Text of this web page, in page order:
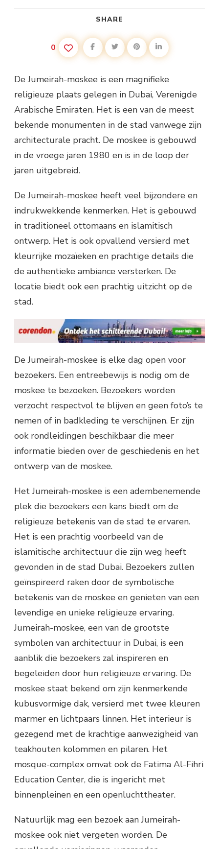
SHARE
0
De Jumeirah-moskee is een magnifieke
religieuze plaats gelegen in Dubai, Verenigde
Arabische Emiraten. Het is een van de meest
bekende monumenten in de stad vanwege zijn
architecturale pracht. De moskee is gebouwd
in de vroege jaren 1980 en is in de loop der
jaren uitgebreid.
De Jumeirah-moskee heeft veel bijzondere en
indrukwekkende kenmerken. Het is gebouwd
in traditioneel ottomaans en islamitisch
ontwerp. Het is ook opvallend versierd met
kleurrijke mozaïeken en prachtige details die
de authentieke ambiance versterken. De
locatie biedt ook een prachtig uitzicht op de
stad.
De Jumeirah-moskee is elke dag open voor
bezoekers. Een entreebewijs is nodig om de
moskee te bezoeken. Bezoekers worden
verzocht respectvol te blijven en geen foto’s te
nemen of in badkleding te verschijnen. Er zijn
ook rondleidingen beschikbaar die meer
informatie bieden over de geschiedenis en het
ontwerp van de moskee.
Het Jumeirah-moskee is een adembenemende
plek die bezoekers een kans biedt om de
religieuze betekenis van de stad te ervaren.
Het is een prachtig voorbeeld van de
islamitische architectuur die zijn weg heeft
gevonden in de stad Dubai. Bezoekers zullen
geïnspireerd raken door de symbolische
betekenis van de moskee en genieten van een
levendige en unieke religieuze ervaring.
Jumeirah-moskee, een van de grootste
symbolen van architectuur in Dubai, is een
aanblik die bezoekers zal inspireren en
begeleiden door hun religieuze ervaring. De
moskee staat bekend om zijn kenmerkende
kubusvormige dak, versierd met twee kleuren
marmer en lichtpaars linnen. Het interieur is
gezegend met de krachtige aanwezigheid van
teakhouten kolommen en pilaren. Het
mosque-complex omvat ook de Fatima Al-Fihri
Education Center, die is ingericht met
binnenpleinen en een openluchttheater.
Natuurlijk mag een bezoek aan Jumeirah-
moskee ook niet vergeten worden. De